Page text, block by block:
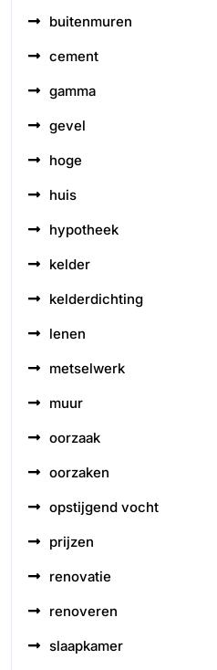
buitenmuren
cement
gamma
gevel
hoge
huis
hypotheek
kelder
kelderdichting
lenen
metselwerk
muur
oorzaak
oorzaken
opstijgend vocht
prijzen
renovatie
renoveren
slaapkamer